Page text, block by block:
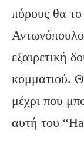
πόρους θα
εξαιρετική
κομματιού.
μέχρι που
αυτή του